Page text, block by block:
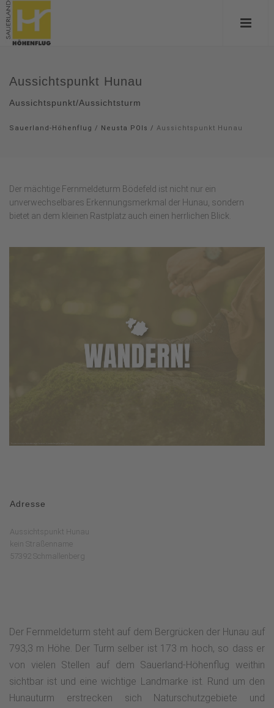
Aussichtspunkt Hunau
Aussichtspunkt/Aussichtsturm
Sauerland-Höhenflug / Neusta POIs / Aussichtspunkt Hunau
Der mächtige Fernmeldeturm Bödefeld ist nicht nur ein
unverwechselbares Erkennungsmerkmal der Hunau, sondern
bietet an dem kleinen Rastplatz auch einen herrlichen Blick.
Adresse
Aussichtspunkt Hunau
kein Straßenname
57392 Schmallenberg
Der Fernmeldeturm steht auf dem Bergrücken der Hunau auf
793,3 m Höhe. Der Turm selber ist 173 m hoch, so dass er
von vielen Stellen auf dem Sauerland-Höhenflug weithin
sichtbar ist und eine wichtige Landmarke ist. Rund um den
Hunauturm erstrecken sich Naturschutzgebiete und